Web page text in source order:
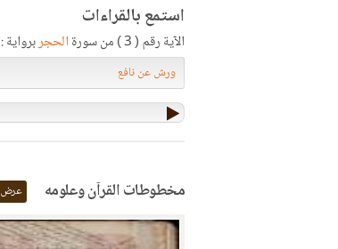
استمع بالقراءات
الآية رقم ( 3 ) من سورة الحجربرواية :
مخطوطات القرآن وعلومه عرض